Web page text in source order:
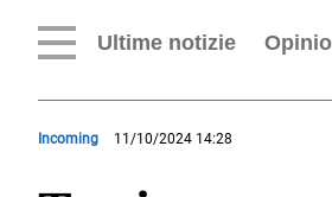
Ultime notizie
Incoming 11/10/2024 14:28